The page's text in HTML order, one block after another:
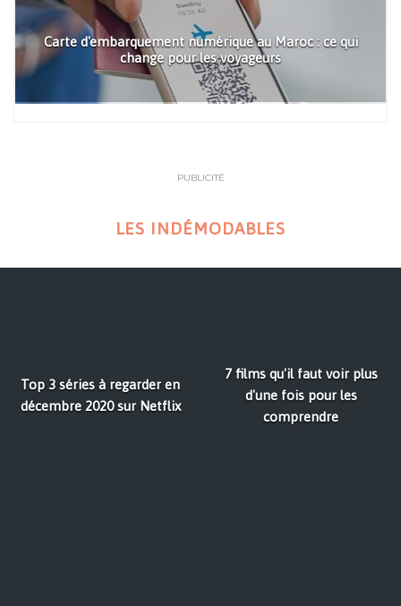
Carte d'embarquement numérique au Maroc : ce qui
change pour les voyageurs
PUBLICITÉ
LES INDÉMODABLES
Top 3 séries à regarder en
décembre 2020 sur Netflix
7 films qu'il faut voir plus
d'une fois pour les
comprendre